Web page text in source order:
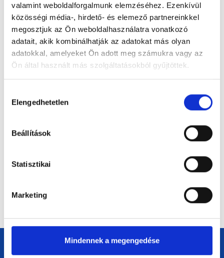
valamint weboldalforgalmunk elemzéséhez. Ezenkívül
közösségi média-, hirdető- és elemező partnereinkkel
megosztjuk az Ön weboldalhasználatra vonatkozó
adatait, akik kombinálhatják az adatokat más olyan
adatokkal, amelyeket Ön adott meg számukra vagy az
Ön által használt más szolgáltatásokból gyűjtöttek.
kiválasztása
Elengedhetetlen
Beállítások
Statisztikai
Marketing
Mindennek a megengedése
Népszerű Legújabb
Ne várj az utolsó pillanatig! – 5 ok, amiért nem
érdemes halogatni a tartozásaidat
hozhatod ki a legtöbbet a munkaszüneti
Fellendítenéd a kisvállalkozásod? Ezek a 2026-
Mennyi lesz a minimálbér Magyarországon